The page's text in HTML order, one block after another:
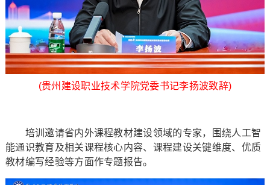
(贵州建设职业技术学院党委书记李扬波致辞)
培训邀请省内外课程教材建设领域的专家，围绕人工智
能通识教育及相关课程核心内容、课程建设关键维度、优质
教材编写经验等方面作专题报告。